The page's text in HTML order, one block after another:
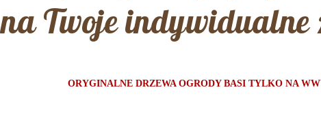
na Twoje indywidualne
ORYGINALNE DRZEWA OGRODY BASI TYLKO NA